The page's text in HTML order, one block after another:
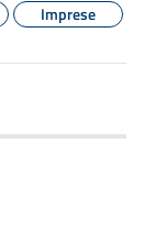
Imprese